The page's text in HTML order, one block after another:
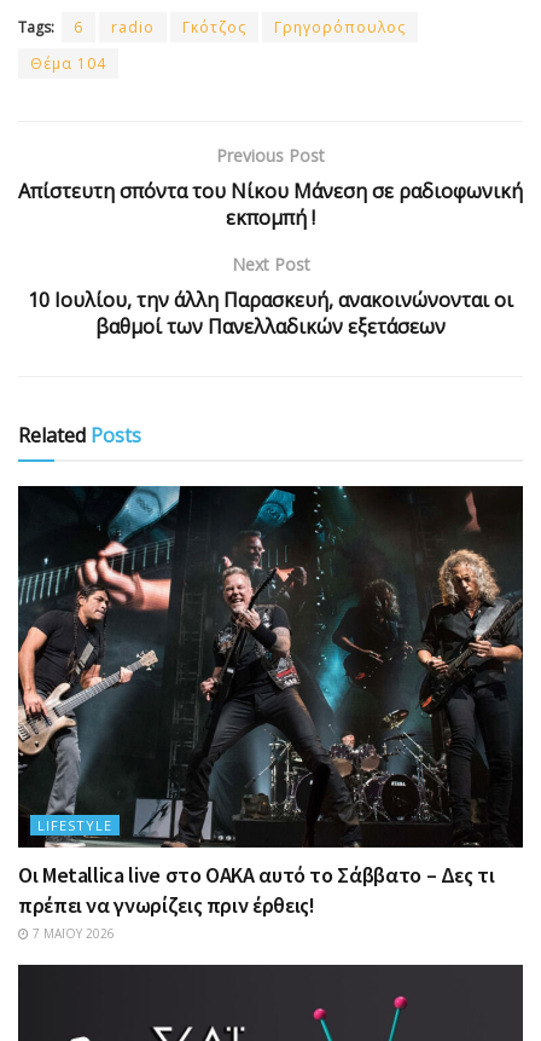
Tags: 6 radio Γκότζος
Γρηγορόπουλος
Θέμα 104
Previous Post
Απίστευτη σπόντα του Νίκου Μάνεση σε ραδιοφωνική
εκπομπή !
Next Post
10 Ιουλίου, την άλλη Παρασκευή, ανακοινώνονται οι
βαθμοί των Πανελλαδικών εξετάσεων
Related Posts
LIFESTYLE
Οι Metallica live στο ΟΑΚΑ αυτό το Σάββατο – Δες τι
πρέπει να γνωρίζεις πριν έρθεις!
7 ΜΑΪ́ΟΥ 2026